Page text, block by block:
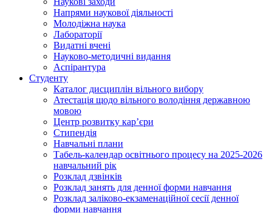
Напрями наукової діяльності
Молодіжна наука
Лабораторії
Видатні вчені
Науково-методичні видання
Аспірантура
Студенту
Каталог дисциплін вільного вибору
Атестація щодо вільного володіння державною
мовою
Центр розвитку кар’єри
Стипендія
Навчальні плани
Табель-календар освітнього процесу на 2025-2026
навчальний рік
Розклад дзвінків
Розклад занять для денної форми навчання
Розклад заліково-екзаменаційної сесії денної
форми навчання